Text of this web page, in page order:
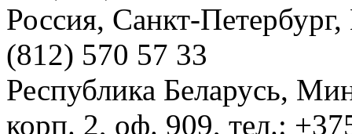
Россия, Санкт-
(812) 570 57 33
Республика Беларусь,
корп. 2, оф. 909, тел.: